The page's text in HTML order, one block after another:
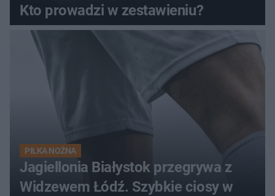
Kto prowadzi w zestawieniu?
PIŁKA NOŻNA
Jagiellonia Białystok przegrywa z
Widzewem Łódź. Szybkie ciosy w